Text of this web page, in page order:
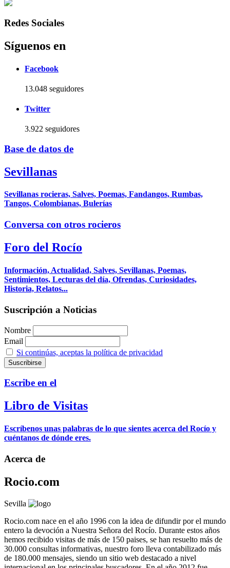
Redes Sociales
Síguenos en
Facebook
13.048 seguidores
Twitter
3.922 seguidores
Base de datos de
Sevillanas
Sevillanas rocieras, Salves, Poemas, Fandangos, Rumbas,
Tangos, Colombianas, Bulerías
Conversa con otros rocieros
Foro del Rocío
Información, Actualidad, Salves, Sevillanas, Poemas,
Sentimientos, Lecturas del día, Ofrendas, Curiosidades,
Historia, Relatos...
Suscripción a Noticias
Nombre
Email
Si continúas, aceptas la política de privacidad
Escribe en el
Libro de Visitas
Escríbenos unas palabras de lo que sientes acerca del Rocío y
cuéntanos de dónde eres.
Acerca de
Rocio.com
Sevilla
Rocio.com nace en el año 1996 con la idea de difundir por el mundo
entero la devoción a Nuestra Señora del Rocío. Durante estos años
hemos recibido visitas de más de 150 paises, se han resuelto más de
30.000 consultas informativas, nuestro foro lleva contabilizado más
de 180.000 mensajes, siendo un sitio web destacado a nivel